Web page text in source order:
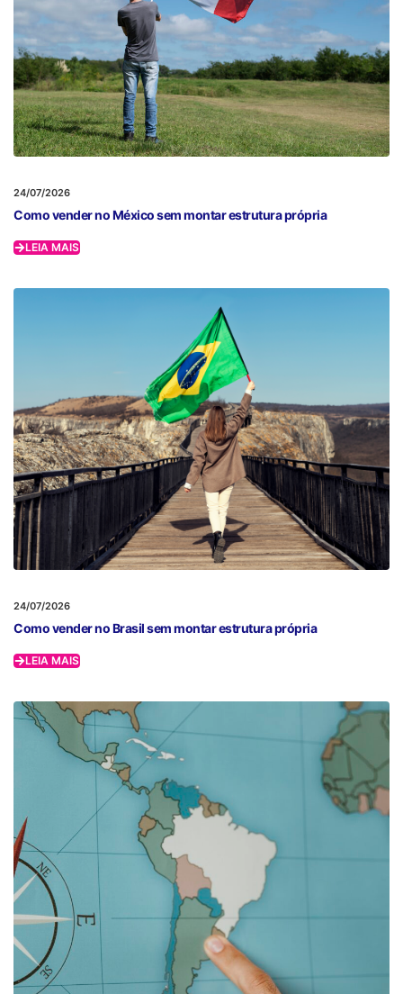
24/07/2026
Como vender no México sem montar estrutura própria
LEIA MAIS
24/07/2026
Como vender no Brasil sem montar estrutura própria
LEIA MAIS